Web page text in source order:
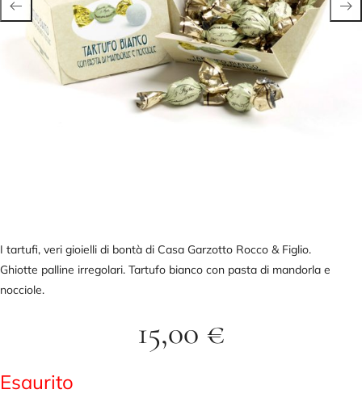
I tartufi, veri gioielli di bontà di Casa Garzotto Rocco & Figlio.
Ghiotte palline irregolari. Tartufo bianco con pasta di mandorla e
nocciole.
15,00 €
Esaurito